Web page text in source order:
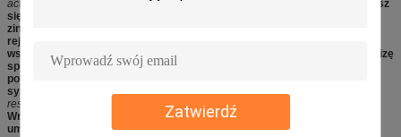
Zatwierdź
actual system.
częstotliwość próbkowania wynosi 1 MHz, dlatego nie musisz
się martwić o pomijanie drobnych wstrząsów. System jest również
zintegrowanym rozwiązaniem, nie musisz być zajęty przeglądaniem i
rejestrowaniem przebiegów, ponieważ system może przechwytywać
wstrząsy i generować raport, co ważniejsze , system może zapewnić analizę
spektrum reakcji na uderzenie (SRS), aby ułatwić skuteczną ocenę
potencjalnego uszkodzenia od impulsu uderzeniowego do rzeczywistego
systemu.
At last, the auxiliary analysis on force deformation and shock
response can enable to understand more details about the shock results.
Wreszcie pomocnicza analiza deformacji siły i reakcji na uderzenie może
umożliwić zrozumienie więcej szczegółów na temat wyników uderzenia.